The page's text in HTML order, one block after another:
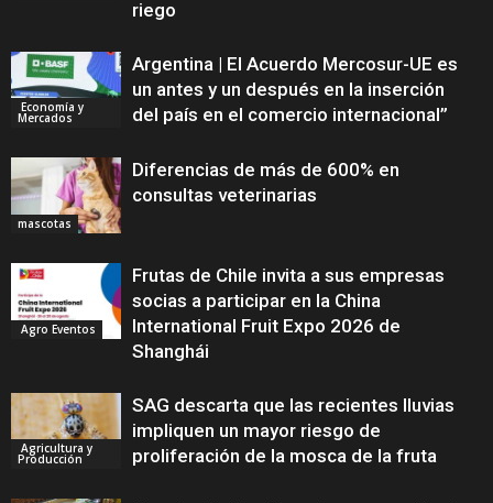
riego
Economía y
Mercados
Argentina | El Acuerdo Mercosur-UE es
un antes y un después en la inserción
del país en el comercio internacional”
mascotas
Diferencias de más de 600% en
consultas veterinarias
Agro Eventos
Frutas de Chile invita a sus empresas
socias a participar en la China
International Fruit Expo 2026 de
Shanghái
Agricultura y
Producción
SAG descarta que las recientes lluvias
impliquen un mayor riesgo de
proliferación de la mosca de la fruta